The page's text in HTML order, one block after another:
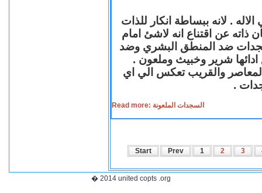
. لانه ببساطة انكار للذات
ذاته عن اقتناع انه لاشئ امام
ضد المنطق البشري وضد
ادائها شرير وخبيث وملعون .
المعاصر والقريب تعكس الي اي
.
Read more: السجدات الملعونة
Start Prev 1 2 3
� 2014 united copts .org